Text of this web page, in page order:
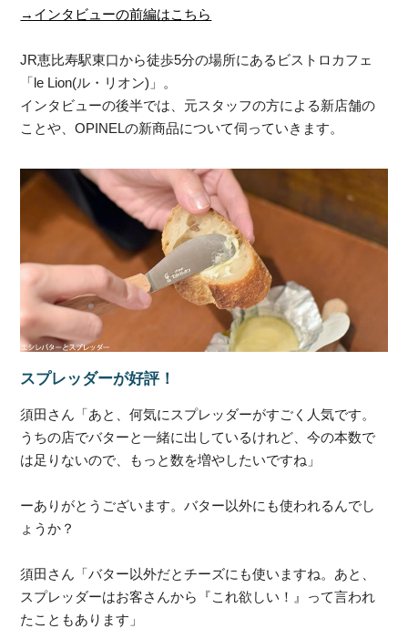
→インタビューの前編はこちら
JR恵比寿駅東口から徒歩5分の場所にあるビストロカフェ
「le Lion(ル・リオン)」。
インタビューの後半では、元スタッフの方による新店舗の
ことや、OPINELの新商品について伺っていきます。
スプレッダーが好評！
須田さん「あと、何気にスプレッダーがすごく人気です。
うちの店でバターと一緒に出しているけれど、今の本数で
は足りないので、もっと数を増やしたいですね」
ーありがとうございます。バター以外にも使われるんでし
ょうか？
須田さん「バター以外だとチーズにも使いますね。あと、
スプレッダーはお客さんから『これ欲しい！』って言われ
たこともあります」